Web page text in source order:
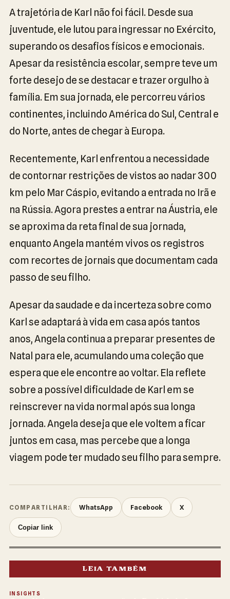
A trajetória de Karl não foi fácil. Desde sua
juventude, ele lutou para ingressar no Exército,
superando os desafios físicos e emocionais.
Apesar da resistência escolar, sempre teve um
forte desejo de se destacar e trazer orgulho à
família. Em sua jornada, ele percorreu vários
continentes, incluindo América do Sul, Central e
do Norte, antes de chegar à Europa.
Recentemente, Karl enfrentou a necessidade
de contornar restrições de vistos ao nadar 300
km pelo Mar Cáspio, evitando a entrada no Irã e
na Rússia. Agora prestes a entrar na Áustria, ele
se aproxima da reta final de sua jornada,
enquanto Angela mantém vivos os registros
com recortes de jornais que documentam cada
passo de seu filho.
Apesar da saudade e da incerteza sobre como
Karl se adaptará à vida em casa após tantos
anos, Angela continua a preparar presentes de
Natal para ele, acumulando uma coleção que
espera que ele encontre ao voltar. Ela reflete
sobre a possível dificuldade de Karl em se
reinscrever na vida normal após sua longa
jornada. Angela deseja que ele voltem a ficar
juntos em casa, mas percebe que a longa
viagem pode ter mudado seu filho para sempre.
COMPARTILHAR: WhatsApp Facebook X
Copiar link
LEIA TAMBÉM
INSIGHTS